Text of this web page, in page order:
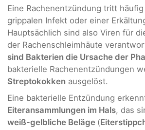
Eine Rachenentzündung tritt
grippalen Infekt oder einer
Hauptsächlich sind also Viren für
der Rachenschleimhäute
sind Bakterien die Ursache der
bakterielle Rachenentzündungen
Streptokokken ausgelöst.
Eine bakterielle Entzündung
Eiteransammlungen im Hals, das
weiß-gelbliche Beläge (